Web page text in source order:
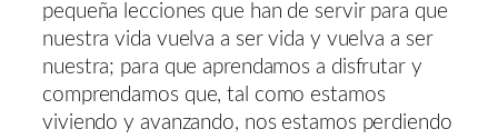
pequeña lecciones que han de servir para que
nuestra vida vuelva a ser vida y vuelva a ser
nuestra; para que aprendamos a disfrutar y
comprendamos que, tal como estamos
viviendo y avanzando, nos estamos perdiendo